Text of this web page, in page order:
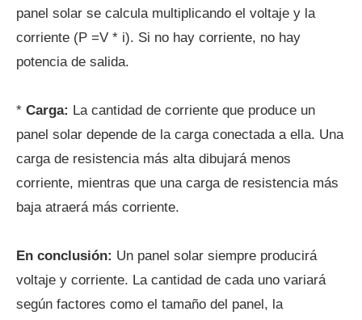
panel solar se calcula multiplicando el voltaje y la
corriente (P =V * i). Si no hay corriente, no hay
potencia de salida.
* Carga: La cantidad de corriente que produce un
panel solar depende de la carga conectada a ella. Una
carga de resistencia más alta dibujará menos
corriente, mientras que una carga de resistencia más
baja atraerá más corriente.
En conclusión: Un panel solar siempre producirá
voltaje y corriente. La cantidad de cada uno variará
según factores como el tamaño del panel, la